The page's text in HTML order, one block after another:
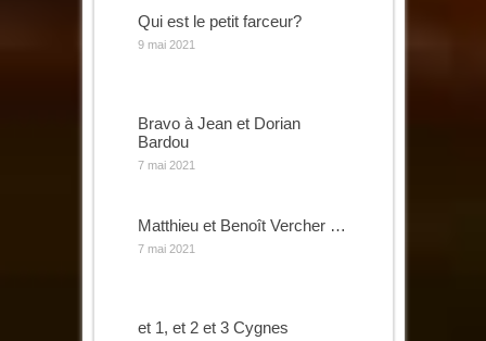
Qui est le petit farceur?
9 mai 2021
Bravo à Jean et Dorian
Bardou
7 mai 2021
Matthieu et Benoît Vercher …
7 mai 2021
et 1, et 2 et 3 Cygnes